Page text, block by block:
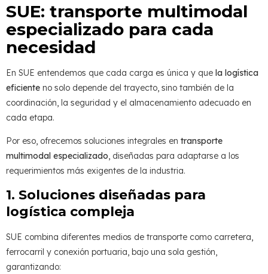
SUE: transporte multimodal
especializado para cada
necesidad
En SUE entendemos que cada carga es única y que la logística
eficiente no solo depende del trayecto, sino también de la
coordinación, la seguridad y el almacenamiento adecuado en
cada etapa.
Por eso, ofrecemos soluciones integrales en transporte
multimodal especializado, diseñadas para adaptarse a los
requerimientos más exigentes de la industria.
1. Soluciones diseñadas para
logística compleja
SUE combina diferentes medios de transporte como carretera,
ferrocarril y conexión portuaria, bajo una sola gestión,
garantizando: